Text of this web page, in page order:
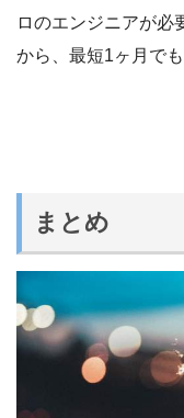
ロのエンジニアが必
から、最短1ヶ月で
まとめ